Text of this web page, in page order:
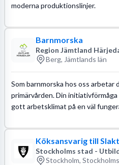
moderna produktionslinjer.
Barnmorska
Region Jämtland
Berg, Jämtlands län
Som barnmorska hos oss arbetar
primärvården. Din
gott arbetsklimat på en väl
Köksansvarig till
Stockholms stad -
Stockholm,